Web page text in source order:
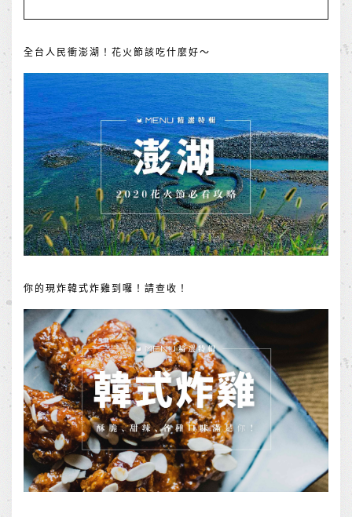
全台人民衝澎湖！花火節該吃什麼好～
你的現炸韓式炸雞到囉！請查收！